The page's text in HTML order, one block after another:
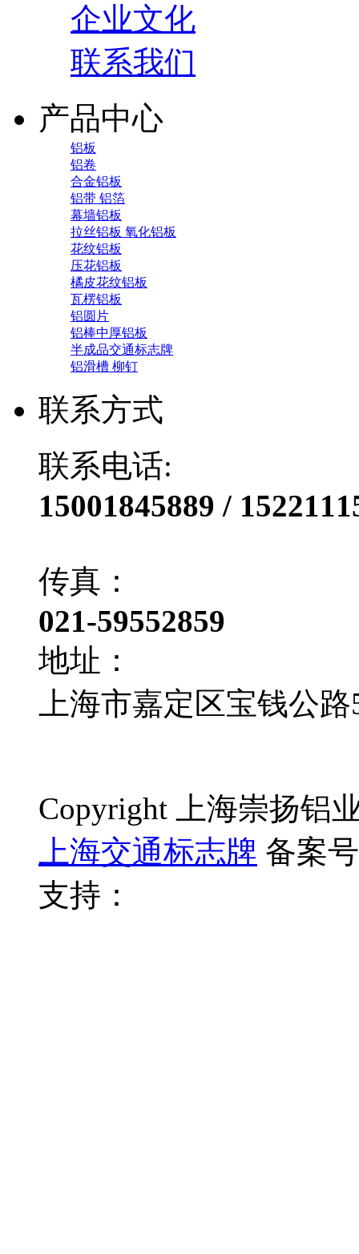
企业文化
联系我们
产品中心
铝板
铝卷
合金铝板
铝带 铝箔
幕墙铝板
拉丝铝板 氧化铝板
花纹铝板
压花铝板
橘皮花纹铝板
瓦楞铝板
铝圆片
铝棒中厚铝板
半成品交通标志牌
铝滑槽 柳钉
联系方式
联系电话:
15001845889 /
传真：
021-59552859
地址：
上海市嘉定区宝钱公
Copyright 上海崇扬
上海交通标志牌 备案
支持：